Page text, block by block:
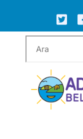
content
ICON
LABEL